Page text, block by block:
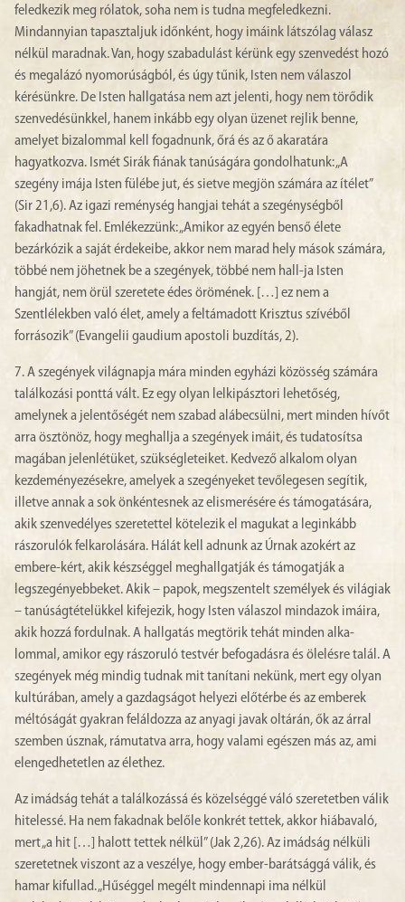
feledkezik meg rólatok, soha nem is tudna megfeledkezni.
Mindannyian tapasztaljuk időnként, hogy imáink látszólag válasz
nélkül maradnak. Van, hogy szabadulást kérünk egy szenvedést hozó
és megalázó nyomorúságból, és úgy tűnik, Isten nem válaszol
kérésünkre. De Isten hallgatása nem azt jelenti, hogy nem törődik
szenvedésünkkel, hanem inkább egy olyan üzenet rejlik benne,
amelyet bizalommal kell fogadnunk, őrá és az ő akaratára
hagyatkozva. Ismét Sirák fiának tanúságára gondolhatunk: „A
szegény imája Isten fülébe jut, és sietve megjön számára az ítélet”
(Sir 21,6). Az igazi reménység hangjai tehát a szegénységből
fakadhatnak fel. Emlékezzünk: „Amikor az egyén benső élete
bezárkózik a saját érdekeibe, akkor nem marad hely mások számára,
többé nem jöhetnek be a szegények, többé nem hall-ja Isten
hangját, nem örül szeretete édes örömének. […] ez nem a
Szentlélekben való élet, amely a feltámadott Krisztus szívéből
forrásozik” (Evangelii gaudium apostoli buzdítás, 2).
7. A szegények világnapja mára minden egyházi közösség számára
találkozási ponttá vált. Ez egy olyan lelkipásztori lehetőség,
amelynek a jelentőségét nem szabad alábecsülni, mert minden hívőt
arra ösztönöz, hogy meghallja a szegények imáit, és tudatosítsa
magában jelenlétüket, szükségleteiket. Kedvező alkalom olyan
kezdeményezésekre, amelyek a szegényeket tevőlegesen segítik,
illetve annak a sok önkéntesnek az elismerésére és támogatására,
akik szenvedélyes szeretettel kötelezik el magukat a leginkább
rászorulók felkarolására. Hálát kell adnunk az Úrnak azokért az
embere-kért, akik készséggel meghallgatják és támogatják a
legszegényebbeket. Akik – papok, megszentelt személyek és világiak
– tanúságtételükkel kifejezik, hogy Isten válaszol mindazok imáira,
akik hozzá fordulnak. A hallgatás megtörik tehát minden alka-
lommal, amikor egy rászoruló testvér befogadásra és ölelésre talál. A
szegények még mindig tudnak mit tanítani nekünk, mert egy olyan
kultúrában, amely a gazdagságot helyezi előtérbe és az emberek
méltóságát gyakran feláldozza az anyagi javak oltárán, ők az árral
szemben úsznak, rámutatva arra, hogy valami egészen más az, ami
elengedhetetlen az élethez.
Az imádság tehát a találkozássá és közelséggé váló szeretetben válik
hitelessé. Ha nem fakadnak belőle konkrét tettek, akkor hiábavaló,
mert „a hit […] halott tettek nélkül” (Jak 2,26). Az imádság nélküli
szeretetnek viszont az a veszélye, hogy ember-barátsággá válik, és
hamar kifullad. „Hűséggel megélt mindennapi ima nélkül